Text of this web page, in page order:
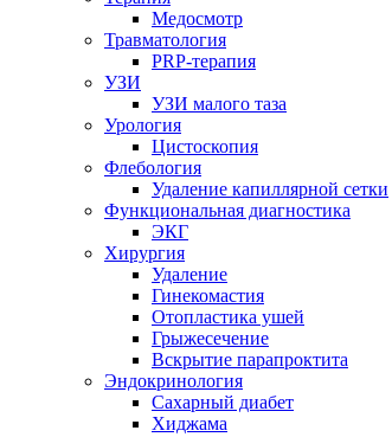
Медосмотр
Травматология
PRP-терапия
УЗИ
УЗИ малого таза
Урология
Цистоскопия
Флебология
Удаление капиллярной сетки
Функциональная диагностика
ЭКГ
Хирургия
Удаление
Гинекомастия
Отопластика ушей
Грыжесечение
Вскрытие парапроктита
Эндокринология
Сахарный диабет
Хиджама